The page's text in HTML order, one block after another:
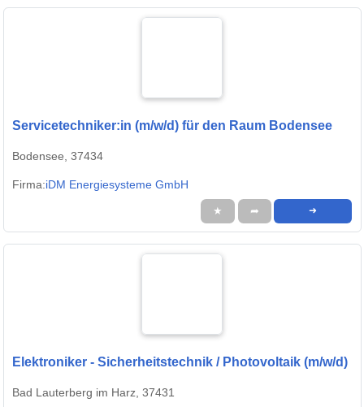
Servicetechniker:in (m/w/d) für den Raum Bodensee
Bodensee, 37434
Firma:iDM Energiesysteme GmbH
★ ➦ ➜
Elektroniker - Sicherheitstechnik / Photovoltaik (m/w/d)
Bad Lauterberg im Harz, 37431